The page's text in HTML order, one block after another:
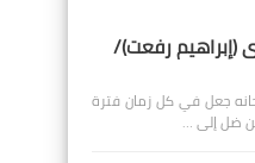
رفعت)/
جعل في كل زمان فترة
ضل إلى …